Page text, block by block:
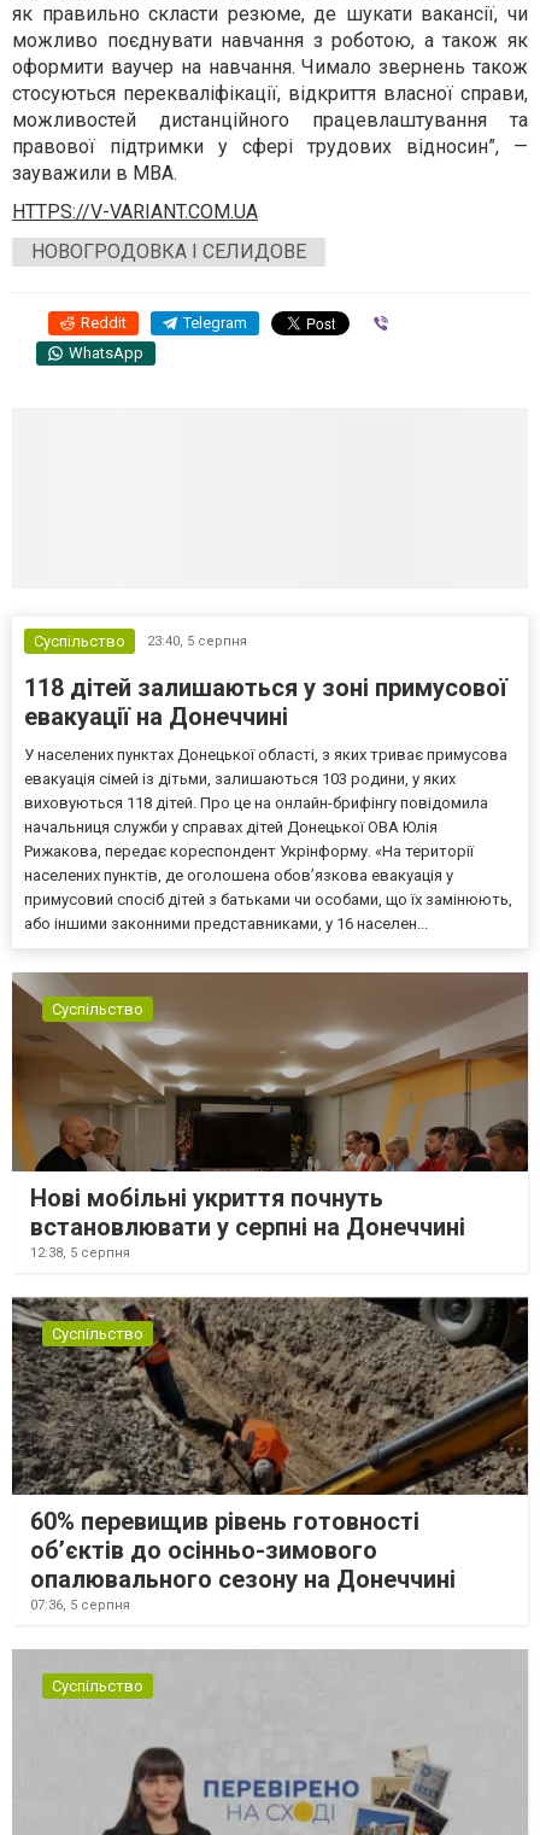
як правильно скласти резюме, де шукати вакансії, чи
можливо поєднувати навчання з роботою, а також як
оформити ваучер на навчання. Чимало звернень також
стосуються перекваліфікації, відкриття власної справи,
можливостей дистанційного працевлаштування та
правової підтримки у сфері трудових відносин”, —
зауважили в МВА.
HTTPS://V-VARIANT.COM.UA
НОВОГРОДОВКА І СЕЛИДОВЕ
Reddit Telegram
WhatsApp
Суспільство 23:40, 5 серпня
118 дітей залишаються у зоні примусової
евакуації на Донеччині
У населених пунктах Донецької області, з яких триває примусова
евакуація сімей із дітьми, залишаються 103 родини, у яких
виховуються 118 дітей. Про це на онлайн-брифінгу повідомила
начальниця служби у справах дітей Донецької ОВА Юлія
Рижакова, передає кореспондент Укрінформу. «На території
населених пунктів, де оголошена обов’язкова евакуація у
примусовий спосіб дітей з батьками чи особами, що їх замінюють,
або іншими законними представниками, у 16 населен...
Суспільство
Нові мобільні укриття почнуть
встановлювати у серпні на Донеччині
12:38, 5 серпня
Суспільство
60% перевищив рівень готовності
об’єктів до осінньо-зимового
опалювального сезону на Донеччині
07:36, 5 серпня
Суспільство